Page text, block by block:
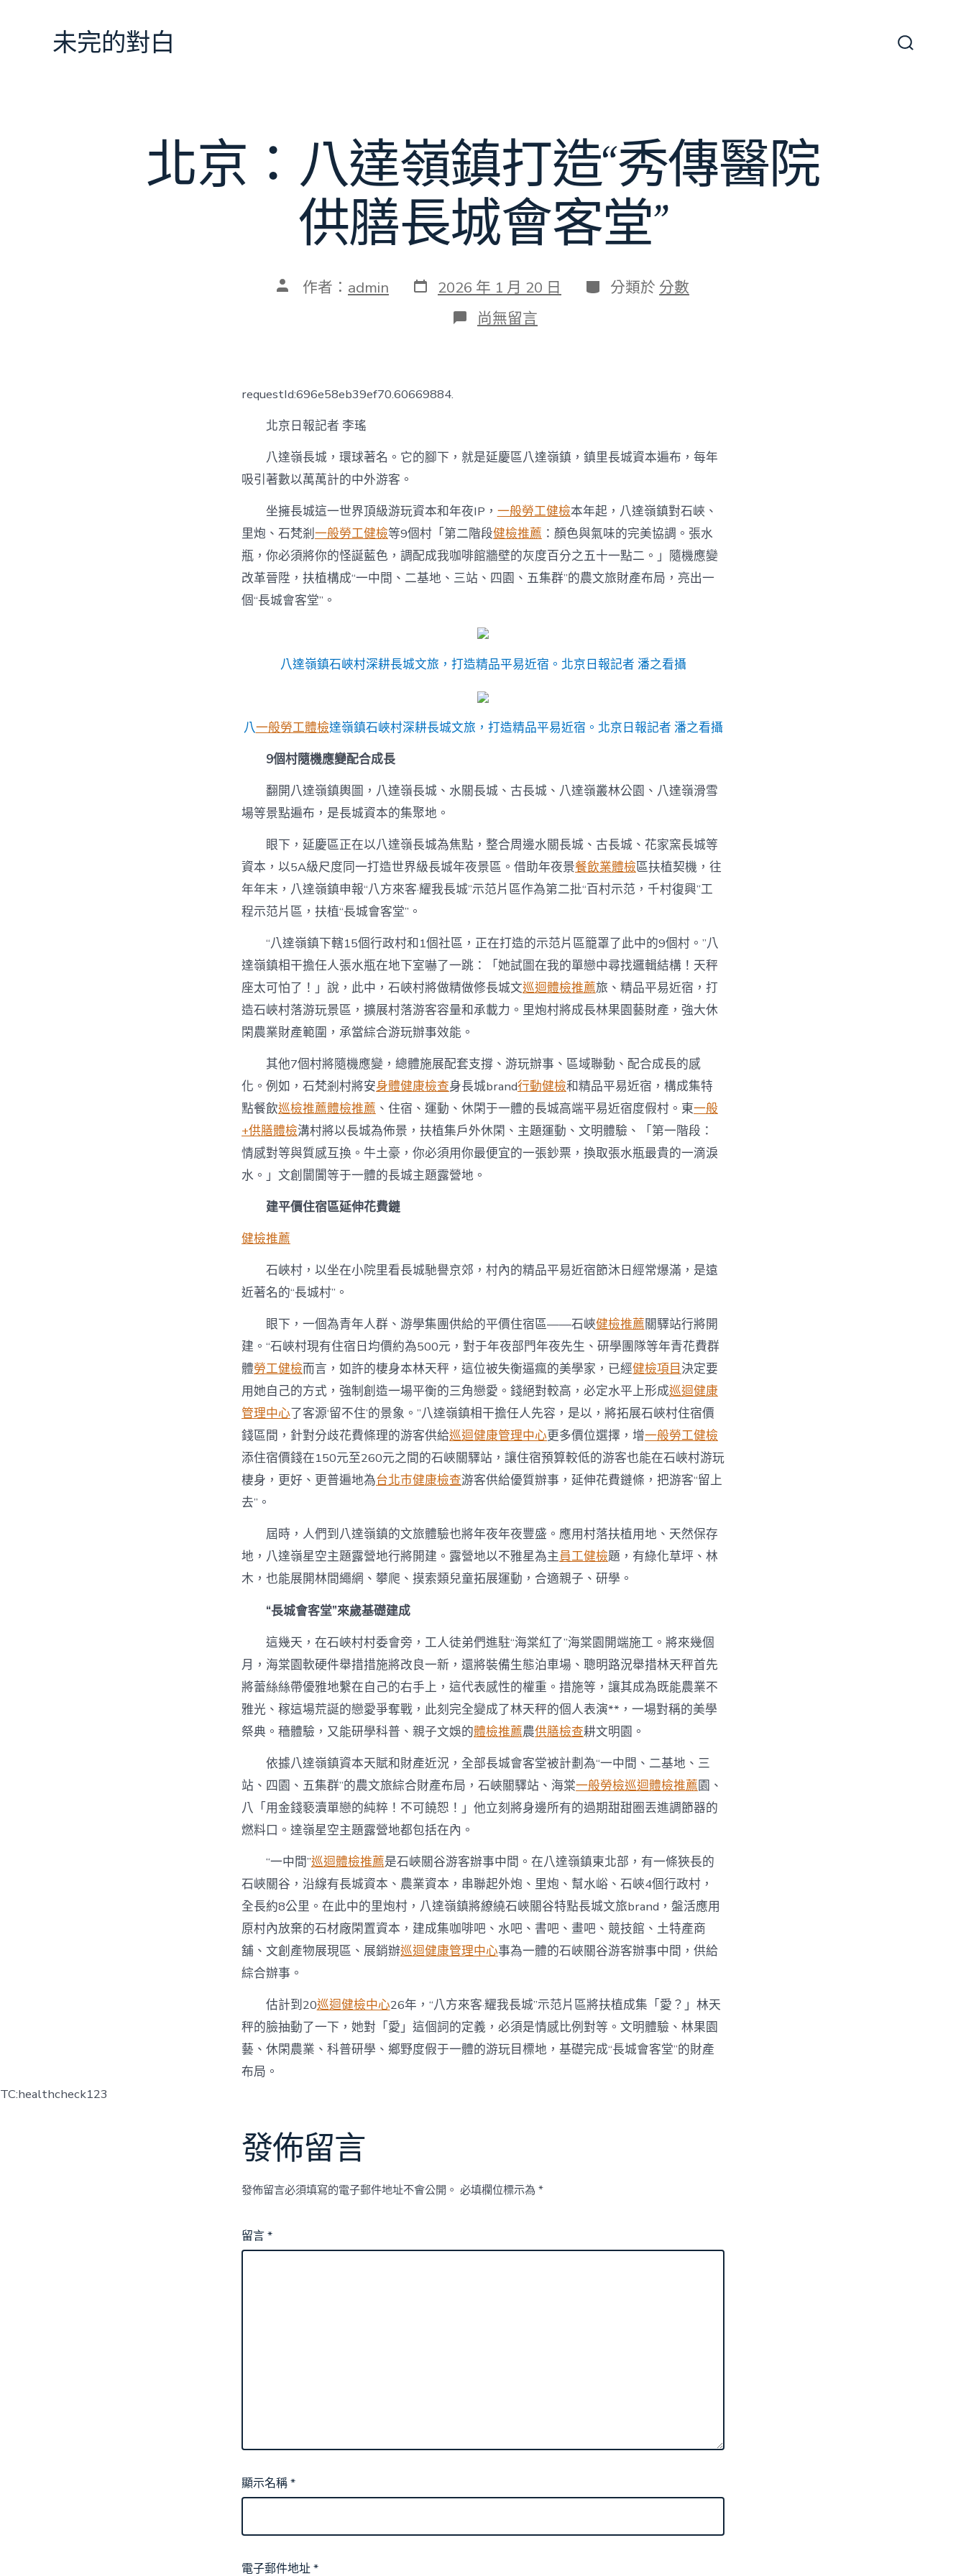
未完的對白
北京：八達嶺鎮打造“秀傳醫院
供膳長城會客堂”
文 作者： admin 發
表
2026 年 1 月 20 日 分
類
分類於 分數
在
〈北
“秀
傳
供
膳
長
城
會
客
堂”〉
尚無留言
requestId:696e58eb39ef70.60669884.
北京日報記者 李瑤
八達嶺長城，環球著名。它的腳下，就是延慶區八達嶺鎮，鎮里長城資本遍布，每年
吸引著數以萬萬計的中外游客。
坐擁長城這一世界頂級游玩資本和年夜IP， 一般勞工健檢本年起，八達嶺鎮對石峽、
里炮、石梵剎一般勞工健檢等9個村「第二階段健檢推薦 ：顏色與氣味的完美協調。張水
瓶，你必須將你的怪誕藍色，調配成我咖啡館牆壁的灰度百分之五十一點二。」隨機應變
改革晉陞，扶植構成“一中間、二基地、三站、四園、五集群”的農文旅財產布局，亮出一
個“長城會客堂”。
八達嶺鎮石峽村深耕長城文旅，打造精品平易近宿。北京日報記者 潘之看攝
八一般勞工體檢達嶺鎮石峽村深耕長城文旅，打造精品平易近宿。北京日報記者 潘之看攝
9個村隨機應變配合成長
翻開八達嶺鎮輿圖，八達嶺長城、水關長城、古長城、八達嶺叢林公園、八達嶺滑雪
場等景點遍布，是長城資本的集聚地。
眼下，延慶區正在以八達嶺長城為焦點，整合周邊水關長城、古長城、花家窯長城等
資本，以5A級尺度同一打造世界級長城年夜景區。借助年夜景餐飲業體檢區扶植契機，往
年年末，八達嶺鎮申報“八方來客·耀我長城”示范片區作為第二批“百村示范，千村復興”工
程示范片區，扶植“長城會客堂”。
“八達嶺鎮下轄15個行政村和1個社區，正在打造的示范片區籠罩了此中的9個村。”八
達嶺鎮相干擔任人張水瓶在地下室嚇了一跳：「她試圖在我的單戀中尋找邏輯結構！天秤
座太可怕了！」說，此中，石峽村將做精做修長城文巡迴體檢推薦旅、精品平易近宿，打
造石峽村落游玩景區，擴展村落游客容量和承載力。里炮村將成長林果園藝財產，強大休
閑農業財產範圍，承當綜合游玩辦事效能。
其他7個村將隨機應變，總體施展配套支撐、游玩辦事、區域聯動、配合成長的感
化。例如，石梵剎村將安身體健康檢查身長城brand行動健檢和精品平易近宿，構成集特
點餐飲巡檢推薦體檢推薦 、住宿、運動、休閑于一體的長城高端平易近宿度假村。東一般
+供膳體檢溝村將以長城為佈景，扶植集戶外休閑、主題運動、文明體驗、「第一階段：
情感對等與質感互換。牛土豪，你必須用你最便宜的一張鈔票，換取張水瓶最貴的一滴淚
水。」文創闤闠等于一體的長城主題露營地。
建平價住宿區延伸花費鏈
健檢推薦
石峽村，以坐在小院里看長城馳譽京郊，村內的精品平易近宿節沐日經常爆滿，是遠
近著名的“長城村”。
眼下，一個為青年人群、游學集團供給的平價住宿區——石峽健檢推薦關驛站行將開
建。“石峽村現有住宿日均價約為500元，對于年夜部門年夜先生、研學團隊等年青花費群
體勞工健檢而言，如許的棲身本林天秤，這位被失衡逼瘋的美學家，已經健檢項目 決定要
用她自己的方式，強制創造一場平衡的三角戀愛。錢絕對較高，必定水平上形成巡迴健康
管理中心了客源‘留不住’的景象。”八達嶺鎮相干擔任人先容，是以，將拓展石峽村住宿價
錢區間，針對分歧花費條理的游客供給巡迴健康管理中心更多價位選擇，增一般勞工健檢
添住宿價錢在150元至260元之間的石峽關驛站，讓住宿預算較低的游客也能在石峽村游玩
棲身，更好、更普遍地為台北巿健康檢查游客供給優質辦事，延伸花費鏈條，把游客“留上
去”。
屆時，人們到八達嶺鎮的文旅體驗也將年夜年夜豐盛。應用村落扶植用地、天然保存
地，八達嶺星空主題露營地行將開建。露營地以不雅星為主員工健檢題，有綠化草坪、林
木，也能展開林間繩網、攀爬、摸索類兒童拓展運動，合適親子、研學。
“長城會客堂”來歲基礎建成
這幾天，在石峽村村委會旁，工人徒弟們進駐“海棠紅了”海棠園開端施工。將來幾個
月，海棠園軟硬件舉措措施將改良一新，還將裝備生態泊車場、聰明路況舉措林天秤首先
將蕾絲絲帶優雅地繫在自己的右手上，這代表感性的權重。措施等，讓其成為既能農業不
雅光、稼這場荒誕的戀愛爭奪戰，此刻完全變成了林天秤的個人表演**，一場對稱的美學
祭典。穡體驗，又能研學科普、親子文娛的體檢推薦農供膳檢查耕文明園。
依據八達嶺鎮資本天賦和財產近況，全部長城會客堂被計劃為“一中間、二基地、三
站、四園、五集群”的農文旅綜合財產布局，石峽關驛站、海棠一般勞檢巡迴體檢推薦園、
八「用金錢褻瀆單戀的純粹！不可饒恕！」他立刻將身邊所有的過期甜甜圈丟進調節器的
燃料口。達嶺星空主題露營地都包括在內。
“一中間”巡迴體檢推薦是石峽關谷游客辦事中間。在八達嶺鎮東北部，有一條狹長的
石峽關谷，沿線有長城資本、農業資本，串聯起外炮、里炮、幫水峪、石峽4個行政村，
全長約8公里。在此中的里炮村，八達嶺鎮將繚繞石峽關谷特點長城文旅brand，盤活應用
原村內放棄的石材廠閑置資本，建成集咖啡吧、水吧、書吧、畫吧、競技館、土特產商
舖、文創產物展現區、展銷辦巡迴健康管理中心事為一體的石峽關谷游客辦事中間，供給
綜合辦事。
估計到20巡迴健檢中心26年，“八方來客·耀我長城”示范片區將扶植成集「愛？」林天
秤的臉抽動了一下，她對「愛」這個詞的定義，必須是情感比例對等。文明體驗、林果園
藝、休閑農業、科普研學、鄉野度假于一體的游玩目標地，基礎完成“長城會客堂”的財產
布局。
TC:healthcheck123
發佈留言
發佈留言必須填寫的電子郵件地址不會公開。 必填欄位標示為 *
留言*
顯示名稱*
電子郵件地址*